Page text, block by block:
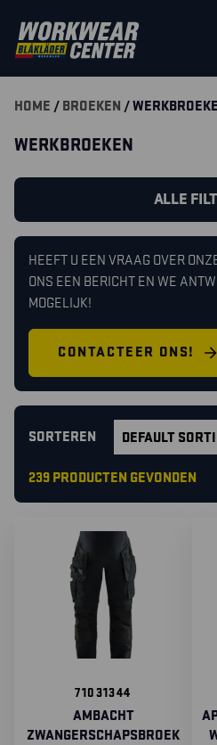
HOME / BROEKEN /
WERKBROEKEN
ALLE
HEEFT U EEN VRAAG OVER
ONS EEN BERICHT EN WE
MOGELIJK!
CONTACTEER ONS!
SORTEREN
239 PRODUCTEN GEVONDEN
71031344
AMBACHT
ZWANGERSCHAPSBROEK